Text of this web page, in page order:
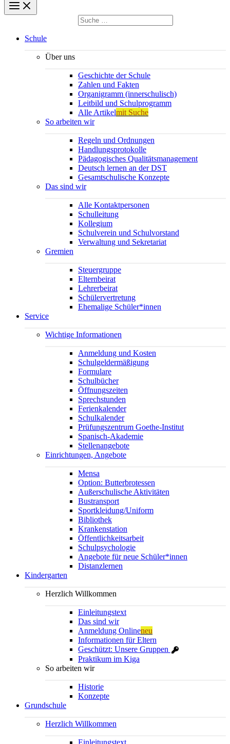
Suchen
nach:
Schule
Über uns
Geschichte der Schule
Zahlen und Fakten
Organigramm (innerschulisch)
Leitbild und Schulprogramm
Alle Artikelmit Suche
So arbeiten wir
Regeln und Ordnungen
Handlungsprotokolle
Pädagogisches Qualitätsmanagement
Deutsch lernen an der DST
Gesamtschulische Konzepte
Das sind wir
Alle Kontaktpersonen
Schulleitung
Kollegium
Schulverein und Schulvorstand
Verwaltung und Sekretariat
Gremien
Steuergruppe
Elternbeirat
Lehrerbeirat
Schülervertretung
Ehemalige Schüler*innen
Service
Wichtige Informationen
Anmeldung und Kosten
Schulgeldermäßigung
Formulare
Schulbücher
Öffnungszeiten
Sprechstunden
Ferienkalender
Schulkalender
Prüfungszentrum Goethe-Institut
Spanisch-Akademie
Stellenangebote
Einrichtungen, Angebote
Mensa
Option: Butterbrotessen
Außerschulische Aktivitäten
Bustransport
Sportkleidung/Uniform
Bibliothek
Krankenstation
Öffentlichkeitsarbeit
Schulpsychologie
Angebote für neue Schüler*innen
Distanzlernen
Kindergarten
Herzlich Willkommen
Einleitungstext
Das sind wir
Anmeldung Onlineneu
Informationen für Eltern
Geschützt: Unsere Gruppen
Praktikum im Kiga
So arbeiten wir
Historie
Konzepte
Grundschule
Herzlich Willkommen
Einleitungstext